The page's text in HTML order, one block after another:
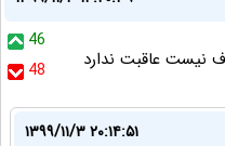
46
48
نیست عاقبت ندارد
۱۳۹۹/۱۱/۳ ۲۰:۱۴:۵۱